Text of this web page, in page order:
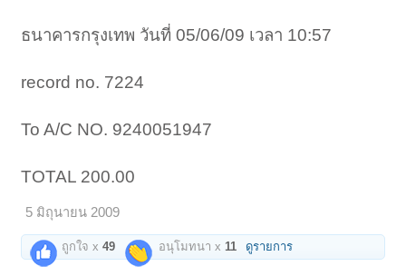
ธนาคารกรุงเทพ วันที่ 05/06/09 เวลา 10:57
record no. 7224
To A/C NO. 9240051947
TOTAL 200.00
5 มิถุนายน 2009
ถูกใจ x49 อนุโมทนา x11 ดูรายการ